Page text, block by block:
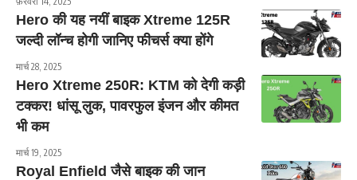
Hero की यह नयीं बाइक Xtreme 125R
जल्दी लॉन्च होगी जानिए फीचर्स क्या होंगे
मार्च 28, 2025
Hero Xtreme 250R: KTM को देगी कड़ी
टक्कर! धांसू लुक, पावरफुल इंजन और कीमत
भी कम
मार्च 19, 2025
Royal Enfield जैसे बाइक की जान